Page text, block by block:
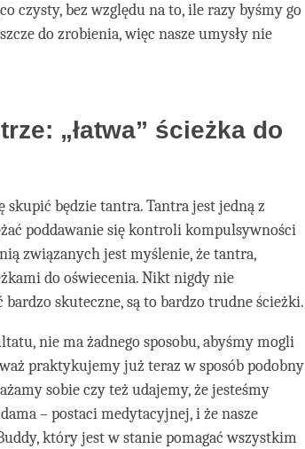
czysty, bez względu na to, ile razy byśmy go
do zrobienia, więc nasze umysły nie
„łatwa” ścieżka do
będzie tantra. Tantra jest jedną z
poddawanie się kontroli kompulsywności
związanych jest myślenie, że tantra,
do oświecenia. Nikt nigdy nie
bardzo skuteczne, są to bardzo trudne ścieżki.
nie ma żadnego sposobu, abyśmy mogli
praktykujemy już teraz w sposób podobny
sobie czy też udajemy, że jesteśmy
– postaci medytacyjnej, i że nasze
który jest w stanie pomagać wszystkim